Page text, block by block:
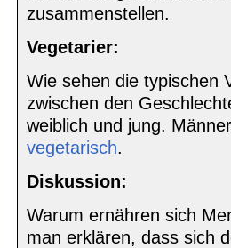
zusammenstellen.
Vegetarier:
Wie sehen die typischen
zwischen den
weiblich und jung.
vegetarisch.
Diskussion:
Warum ernähren sich
man erklären, dass sich